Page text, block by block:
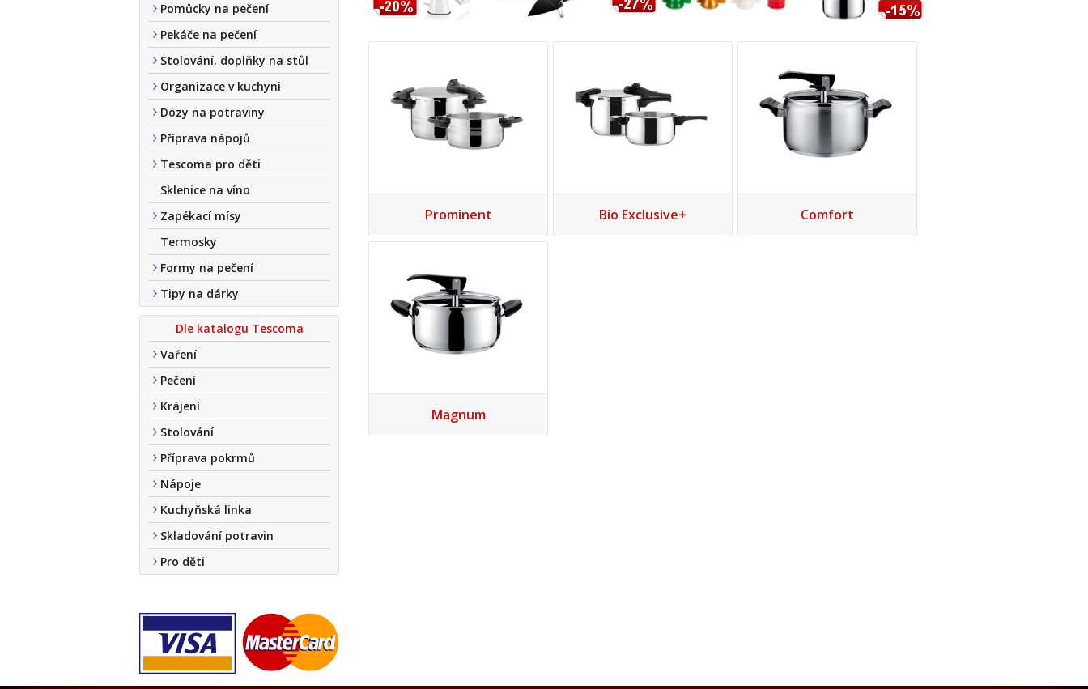
Pomůcky na pečení
Pekáče na pečení
Stolování, doplňky na stůl
Organizace v kuchyni
Dózy na potraviny
Příprava nápojů
Tescoma pro děti
Sklenice na víno
Zapékací mísy
Termosky
Formy na pečení
Tipy na dárky
Dle katalogu Tescoma
Vaření
Pečení
Krájení
Stolování
Příprava pokrmů
Nápoje
Kuchyňská linka
Skladování potravin
Pro děti
Prominent Bio Exclusive+ Comfort
Magnum